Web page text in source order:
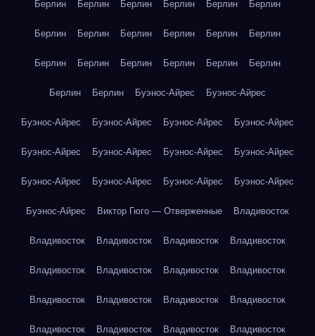
Берлин Берлин Берлин Берлин Берлин Берлин
Берлин Берлин Берлин Берлин Берлин Берлин
Берлин Берлин Берлин Берлин Берлин Берлин
Берлин Берлин Буэнос-Айрес Буэнос-Айрес
Буэнос-Айрес Буэнос-Айрес Буэнос-Айрес Буэнос-Айрес
Буэнос-Айрес Буэнос-Айрес Буэнос-Айрес Буэнос-Айрес
Буэнос-Айрес Буэнос-Айрес Буэнос-Айрес Буэнос-Айрес
Буэнос-Айрес Виктор Гюго — Отверженные Владивосток
Владивосток Владивосток Владивосток Владивосток
Владивосток Владивосток Владивосток Владивосток
Владивосток Владивосток Владивосток Владивосток
Владивосток Владивосток Владивосток Владивосток